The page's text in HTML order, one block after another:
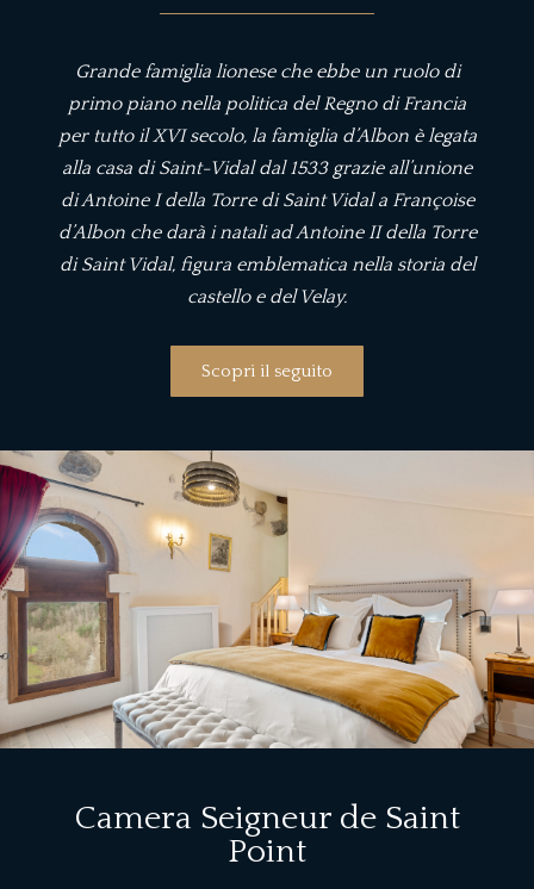
Grande famiglia lionese che ebbe un ruolo di
primo piano nella politica del Regno di Francia
per tutto il XVI secolo, la famiglia d’Albon è legata
alla casa di Saint-Vidal dal 1533 grazie all’unione
di Antoine I della Torre di Saint Vidal a Françoise
d’Albon che darà i natali ad Antoine II della Torre
di Saint Vidal, figura emblematica nella storia del
castello e del Velay.
Scopri il seguito
Camera Seigneur de Saint
Point